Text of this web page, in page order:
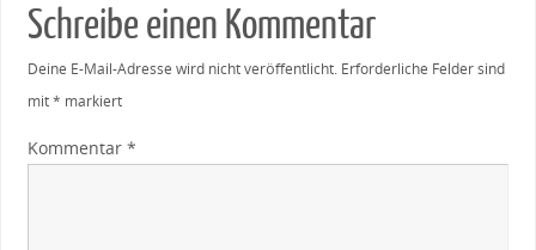
Schreibe einen Kommentar
Deine E-Mail-Adresse wird nicht veröffentlicht. Erforderliche Felder sind
mit* markiert
Kommentar *